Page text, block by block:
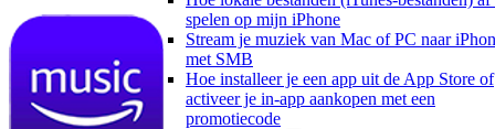
spelen op mijn iPhone
Stream je muziek van Mac of PC naar
met SMB
Hoe installeer je een app uit de App Store of
activeer je in-app aankopen met een
promotiecode